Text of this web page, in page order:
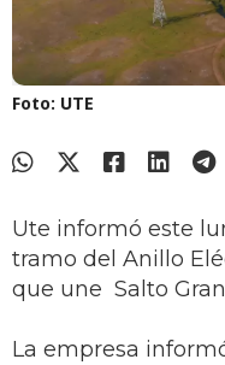
Foto: UTE
Ute informó este
tramo del Anillo
que une Salto
La empresa